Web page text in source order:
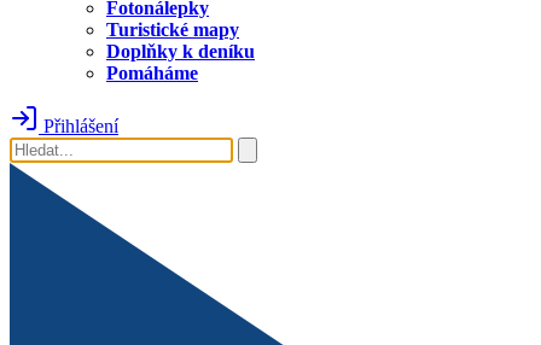
Fotonálepky
Turistické mapy
Doplňky k deníku
Pomáháme
Přihlášení